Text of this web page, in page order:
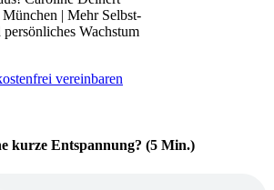
| Mehr Selbst-
Wachstum
vereinbaren
kurze Entspannung? (5 Min.)